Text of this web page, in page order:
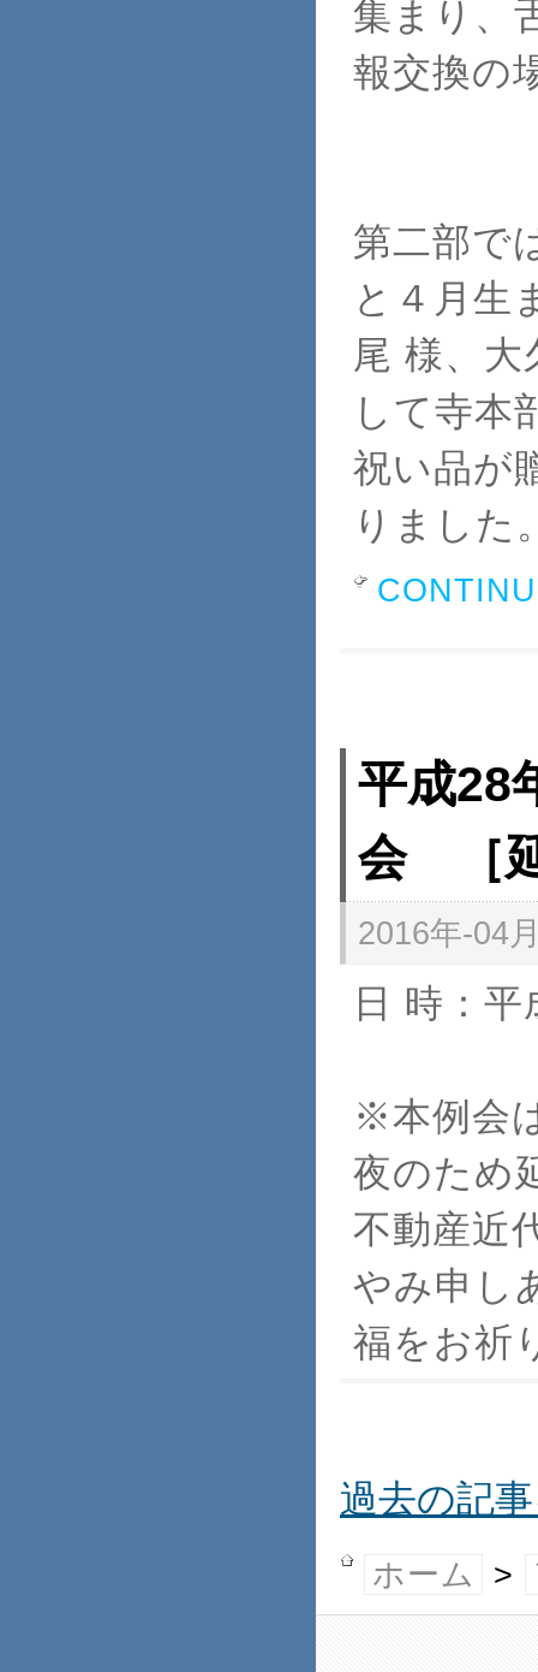
集まり、
報交換の
第二部で
と４月生
尾 様、
して寺本
祝い品が
りました
平成28
会 ［
2016年-04
日 時：
※本例会
夜のため
不動産近
やみ申し
福をお祈
過去の記
ホーム >